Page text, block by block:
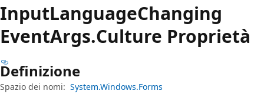
InputLanguageChanging
EventArgs.Culture Proprietà
Definizione
Spazio dei nomi: System.Windows.Forms